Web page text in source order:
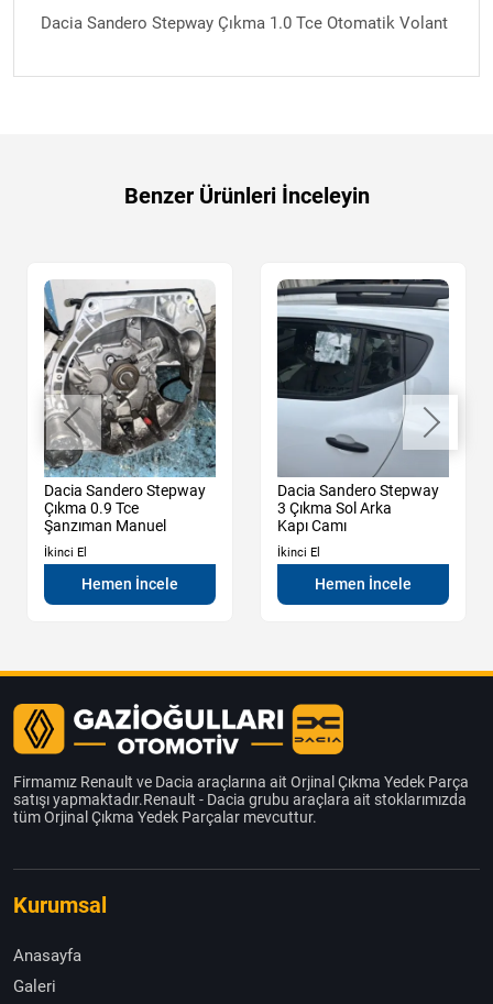
Dacia Sandero Stepway Çıkma 1.0 Tce Otomatik Volant
Benzer Ürünleri İnceleyin
Dacia Sandero Stepway
Çıkma 0.9 Tce
Şanzıman Manuel
İkinci El
Hemen İncele
Dacia Sandero Stepway
3 Çıkma Sol Arka
Kapı Camı
İkinci El
Hemen İncele
Firmamız Renault ve Dacia araçlarına ait Orjinal Çıkma Yedek Parça
satışı yapmaktadır.Renault - Dacia grubu araçlara ait stoklarımızda
tüm Orjinal Çıkma Yedek Parçalar mevcuttur.
Kurumsal
Anasayfa
Galeri